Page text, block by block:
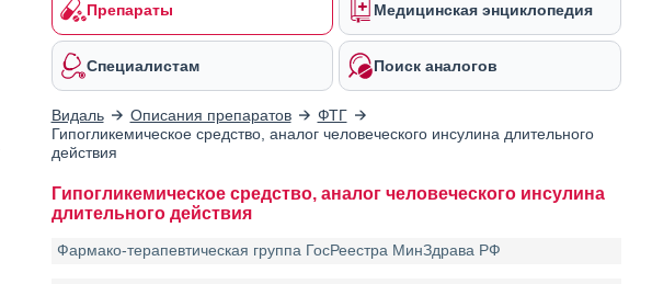
Препараты Медицинская энциклопедия
Специалистам Поиск аналогов
Видаль Описания препаратов
ФТГ
Гипогликемическое средство, аналог человеческого инсулина длительного
действия
Гипогликемическое средство, аналог человеческого инсулина
длительного действия
Фармако-терапевтическая группа ГосРеестра МинЗдрава РФ